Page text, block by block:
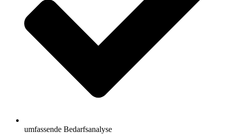
umfassende Bedarfsanalyse